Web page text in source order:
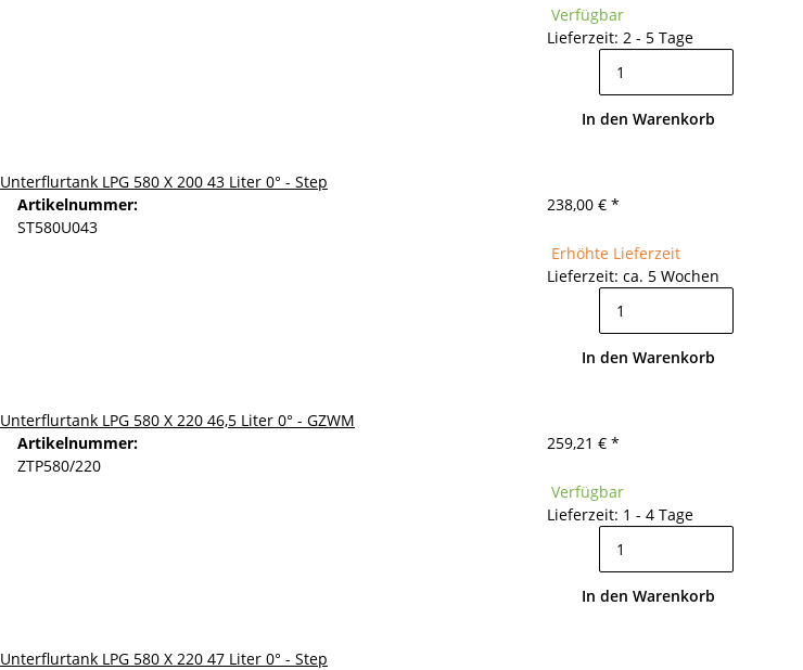
Verfügbar
Lieferzeit: 2 - 5 Tage
In den Warenkorb
Unterflurtank LPG 580 X 200 43 Liter 0° - Step
Artikelnummer:
ST580U043
238,00 € *
Erhöhte Lieferzeit
Lieferzeit: ca. 5 Wochen
In den Warenkorb
Unterflurtank LPG 580 X 220 46,5 Liter 0° - GZWM
Artikelnummer:
ZTP580/220
259,21 € *
Verfügbar
Lieferzeit: 1 - 4 Tage
In den Warenkorb
Unterflurtank LPG 580 X 220 47 Liter 0° - Step